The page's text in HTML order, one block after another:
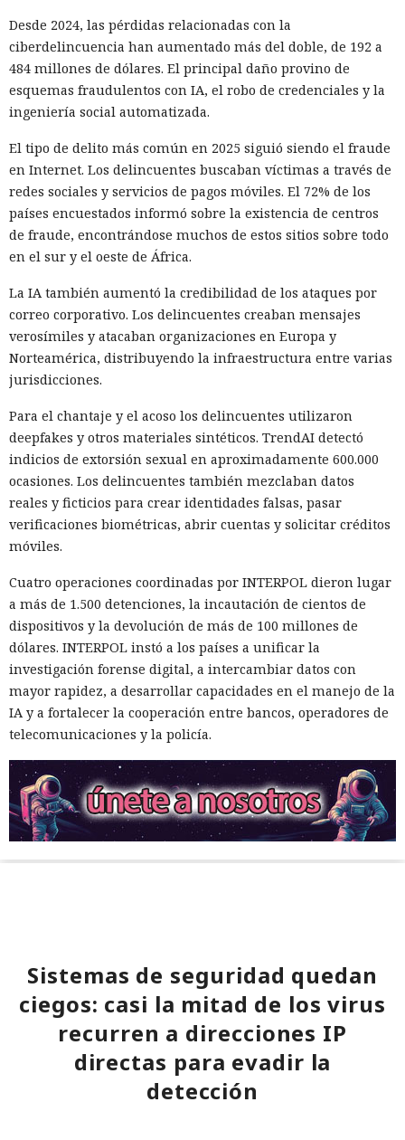
Desde 2024, las pérdidas relacionadas con la
ciberdelincuencia han aumentado más del doble, de 192 a
484 millones de dólares. El principal daño provino de
esquemas fraudulentos con IA, el robo de credenciales y la
ingeniería social automatizada.
El tipo de delito más común en 2025 siguió siendo el fraude
en Internet. Los delincuentes buscaban víctimas a través de
redes sociales y servicios de pagos móviles. El 72% de los
países encuestados informó sobre la existencia de centros
de fraude, encontrándose muchos de estos sitios sobre todo
en el sur y el oeste de África.
La IA también aumentó la credibilidad de los ataques por
correo corporativo. Los delincuentes creaban mensajes
verosímiles y atacaban organizaciones en Europa y
Norteamérica, distribuyendo la infraestructura entre varias
jurisdicciones.
Para el chantaje y el acoso los delincuentes utilizaron
deepfakes y otros materiales sintéticos. TrendAI detectó
indicios de extorsión sexual en aproximadamente 600.000
ocasiones. Los delincuentes también mezclaban datos
reales y ficticios para crear identidades falsas, pasar
verificaciones biométricas, abrir cuentas y solicitar créditos
móviles.
Cuatro operaciones coordinadas por INTERPOL dieron lugar
a más de 1.500 detenciones, la incautación de cientos de
dispositivos y la devolución de más de 100 millones de
dólares. INTERPOL instó a los países a unificar la
investigación forense digital, a intercambiar datos con
mayor rapidez, a desarrollar capacidades en el manejo de la
IA y a fortalecer la cooperación entre bancos, operadores de
telecomunicaciones y la policía.
Sistemas de seguridad quedan
ciegos: casi la mitad de los virus
recurren a direcciones IP
directas para evadir la
detección